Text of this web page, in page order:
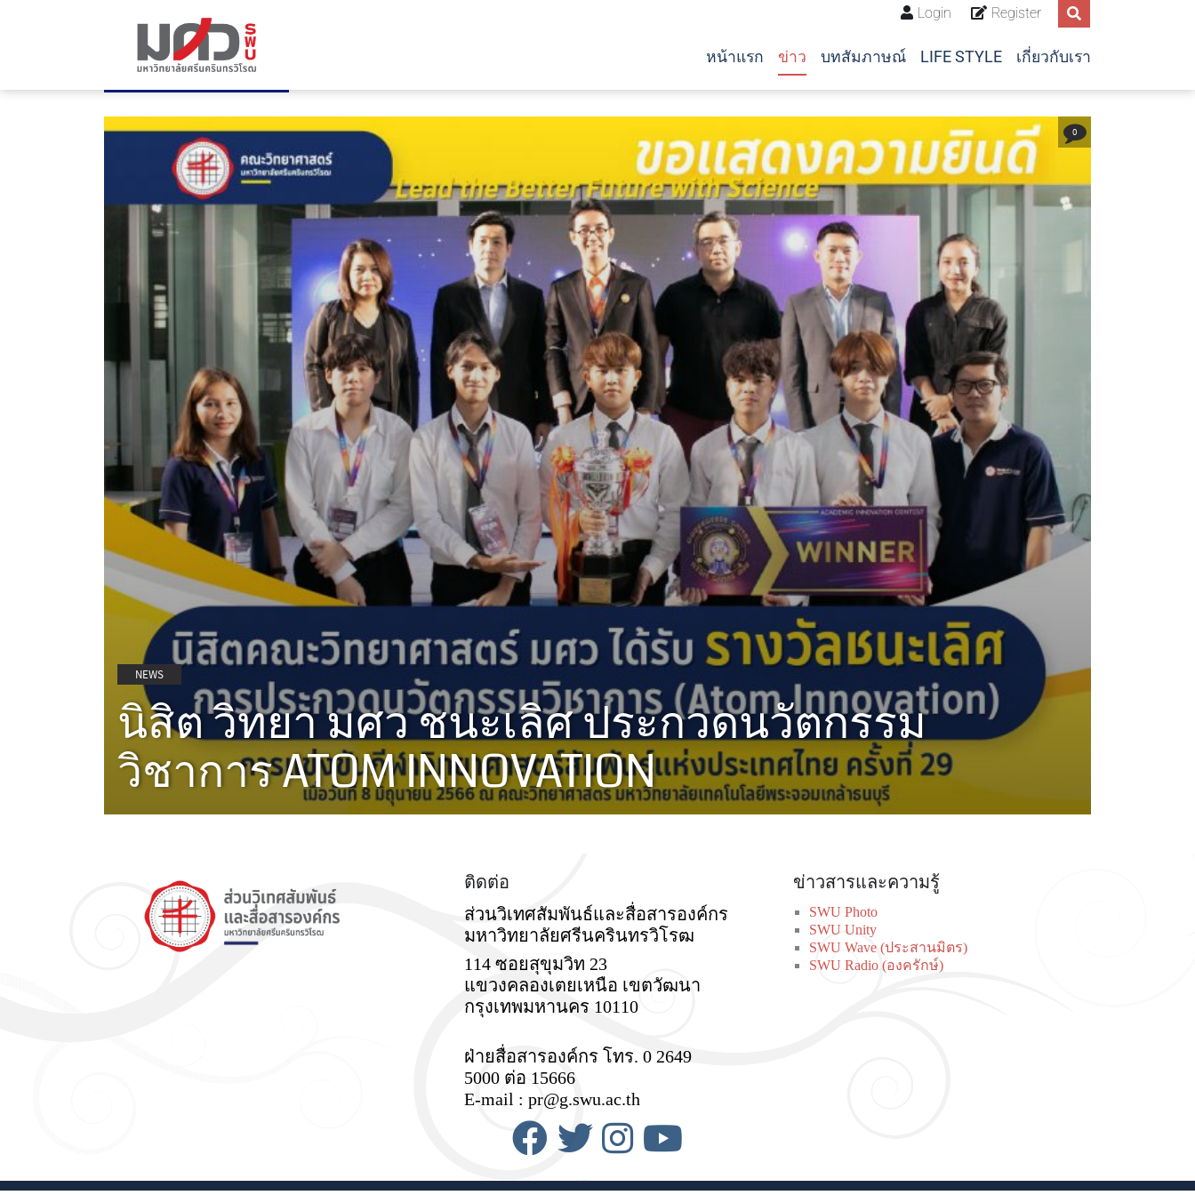
Register
Login
หน้าแรก ข่าว บทสัมภาษณ์ LIFE STYLE เกี่ยวกับเรา
NEWS
นิสิต วิทยา มศว ชนะเลิศ ประกวดนวัตกรรม
วิชาการ ATOM INNOVATION
0
ติดต่อ
ส่วนวิเทศสัมพันธ์และสื่อสารองค์กร
มหาวิทยาลัยศรีนครินทรวิโรฒ
114 ซอยสุขุมวิท 23
แขวงคลองเตยเหนือ เขตวัฒนา
กรุงเทพมหานคร 10110
ฝ่ายสื่อสารองค์กร โทร. 0 2649
5000 ต่อ 15666
E-mail : pr@g.swu.ac.th
ข่าวสารและความรู้
SWU Photo
SWU Unity
SWU Wave (ประสานมิตร)
SWU Radio (องครักษ์)